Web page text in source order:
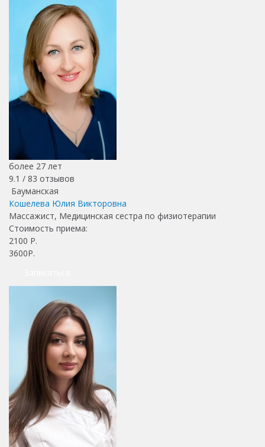
более 27 лет
9.1 / 83 отзывов
Бауманская
Кошелева Юлия Викторовна
Массажист, Медицинская сестра по физиотерапии
Стоимость приема:
2100 Р.
3600Р.